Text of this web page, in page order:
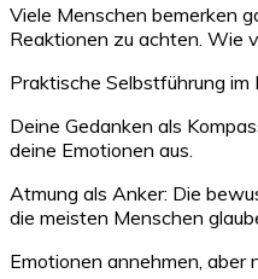
Viele Menschen bemerken
Reaktionen zu achten. Wie
Praktische Selbstführung im
Deine Gedanken als
deine Emotionen aus.
Atmung als Anker: Die
die meisten Menschen
Emotionen annehmen, aber